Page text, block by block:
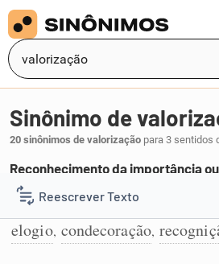
Reescrever Texto
Resumir Texto
Sinônimo de
20 sinônimos de valorização para 3 sentidos
Reconhecimento da importância
1 reconhecimento
elogio, condecoração,